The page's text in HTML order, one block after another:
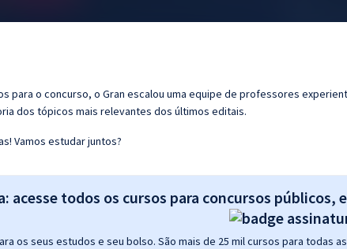
para o concurso, o Gran escalou uma equipe de professores
dos tópicos mais relevantes dos últimos editais.
Vamos estudar juntos?
acesse todos os cursos para concursos públicos,
os seus estudos e seu bolso. São mais de 25 mil cursos para todas